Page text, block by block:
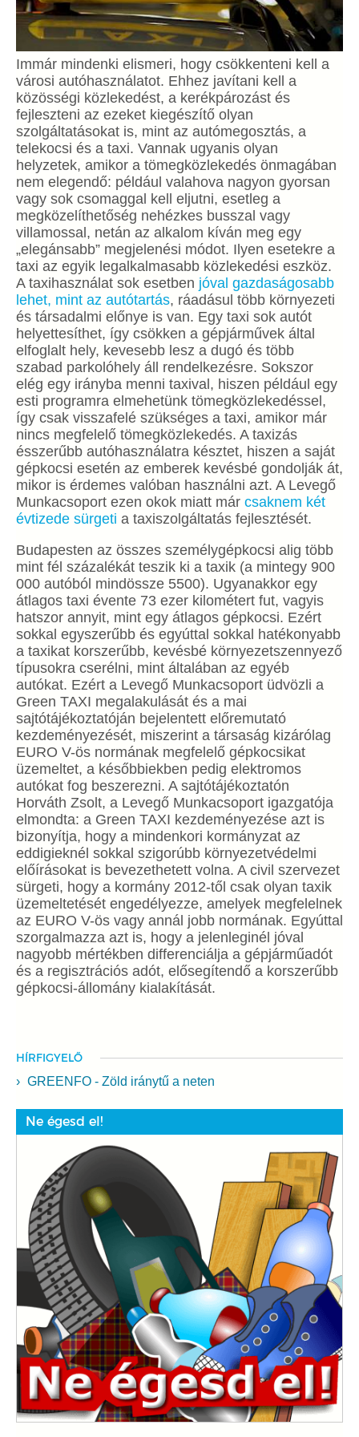
Immár mindenki elismeri, hogy csökkenteni kell a
városi autóhasználatot. Ehhez javítani kell a
közösségi közlekedést, a kerékpározást és
fejleszteni az ezeket kiegészítő olyan
szolgáltatásokat is, mint az autómegosztás, a
telekocsi és a taxi. Vannak ugyanis olyan
helyzetek, amikor a tömegközlekedés önmagában
nem elegendő: például valahova nagyon gyorsan
vagy sok csomaggal kell eljutni, esetleg a
megközelíthetőség nehézkes busszal vagy
villamossal, netán az alkalom kíván meg egy
„elegánsabb” megjelenési módot. Ilyen esetekre a
taxi az egyik legalkalmasabb közlekedési eszköz.
A taxihasználat sok esetben jóval gazdaságosabb
lehet, mint az autótartás, ráadásul több környezeti
és társadalmi előnye is van. Egy taxi sok autót
helyettesíthet, így csökken a gépjárművek által
elfoglalt hely, kevesebb lesz a dugó és több
szabad parkolóhely áll rendelkezésre. Sokszor
elég egy irányba menni taxival, hiszen például egy
esti programra elmehetünk tömegközlekedéssel,
így csak visszafelé szükséges a taxi, amikor már
nincs megfelelő tömegközlekedés. A taxizás
ésszerűbb autóhasználatra késztet, hiszen a saját
gépkocsi esetén az emberek kevésbé gondolják át,
mikor is érdemes valóban használni azt. A Levegő
Munkacsoport ezen okok miatt már csaknem két
évtizede sürgeti a taxiszolgáltatás fejlesztését.
Budapesten az összes személygépkocsi alig több
mint fél százalékát teszik ki a taxik (a mintegy 900
000 autóból mindössze 5500). Ugyanakkor egy
átlagos taxi évente 73 ezer kilométert fut, vagyis
hatszor annyit, mint egy átlagos gépkocsi. Ezért
sokkal egyszerűbb és egyúttal sokkal hatékonyabb
a taxikat korszerűbb, kevésbé környezetszennyező
típusokra cserélni, mint általában az egyéb
autókat. Ezért a Levegő Munkacsoport üdvözli a
Green TAXI megalakulását és a mai
sajtótájékoztatóján bejelentett előremutató
kezdeményezését, miszerint a társaság kizárólag
EURO V-ös normának megfelelő gépkocsikat
üzemeltet, a későbbiekben pedig elektromos
autókat fog beszerezni. A sajtótájékoztatón
Horváth Zsolt, a Levegő Munkacsoport igazgatója
elmondta: a Green TAXI kezdeményezése azt is
bizonyítja, hogy a mindenkori kormányzat az
eddigieknél sokkal szigorúbb környezetvédelmi
előírásokat is bevezethetett volna. A civil szervezet
sürgeti, hogy a kormány 2012-től csak olyan taxik
üzemeltetését engedélyezze, amelyek megfelelnek
az EURO V-ös vagy annál jobb normának. Egyúttal
szorgalmazza azt is, hogy a jelenleginél jóval
nagyobb mértékben differenciálja a gépjárműadót
és a regisztrációs adót, elősegítendő a korszerűbb
gépkocsi-állomány kialakítását.
HÍRFIGYELŐ
GREENFO - Zöld iránytű a neten
Ne égesd el!